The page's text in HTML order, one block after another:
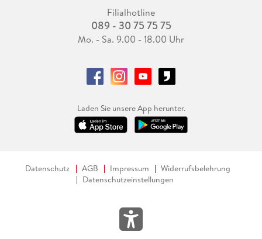
Filialhotline
089 - 30 75 75 75
Mo. - Sa. 9.00 - 18.00 Uhr
Laden Sie unsere App herunter.
Datenschutz AGB Impressum
Widerrufsbelehrung
Datenschutzeinstellungen